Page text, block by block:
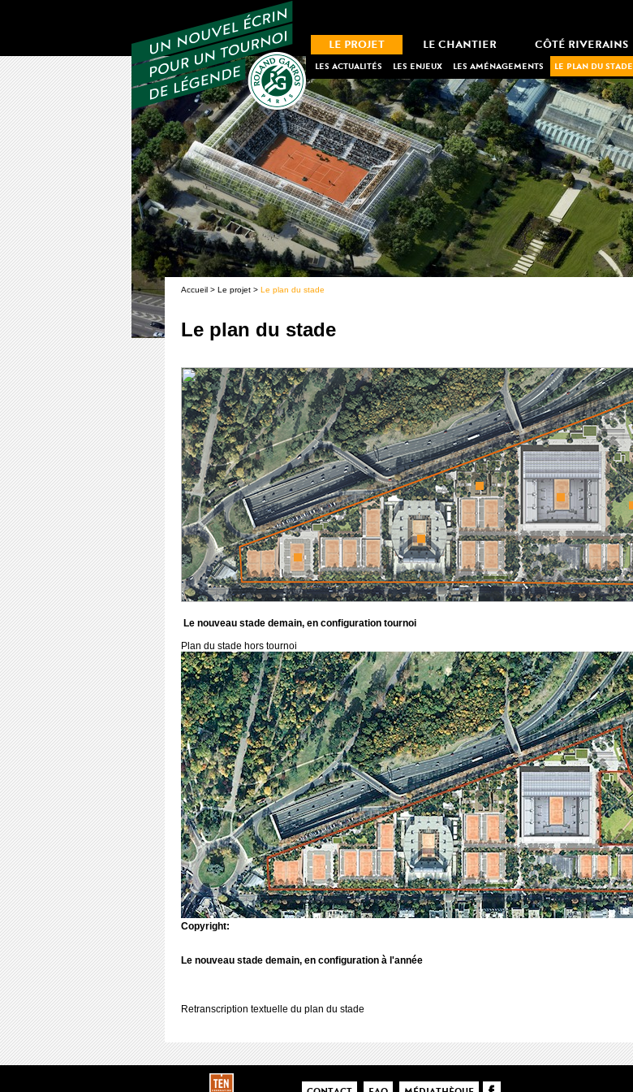
LE PROJET
LES ACTUALITÉS LES ENJEUX LES AMÉNAGEMENTS LE PLAN DU STADE
LE CHANTIER CÔTÉ RIVERAINS
Accueil > Le projet > Le plan du stade
Le plan du stade
Le nouveau stade demain, en configuration tournoi
Plan du stade hors tournoi
Copyright:
Le nouveau stade demain, en configuration à l'année
Retranscription textuelle du plan du stade